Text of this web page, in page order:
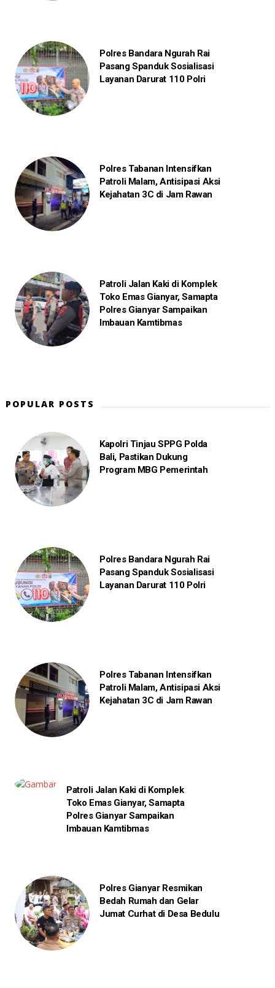
Polres Bandara Ngurah Rai
Pasang Spanduk Sosialisasi
Layanan Darurat 110 Polri
Polres Tabanan Intensifkan
Patroli Malam, Antisipasi Aksi
Kejahatan 3C di Jam Rawan
Patroli Jalan Kaki di Komplek
Toko Emas Gianyar, Samapta
Polres Gianyar Sampaikan
Imbauan Kamtibmas
POPULAR POSTS
Kapolri Tinjau SPPG Polda
Bali, Pastikan Dukung
Program MBG Pemerintah
Polres Bandara Ngurah Rai
Pasang Spanduk Sosialisasi
Layanan Darurat 110 Polri
Polres Tabanan Intensifkan
Patroli Malam, Antisipasi Aksi
Kejahatan 3C di Jam Rawan
Patroli Jalan Kaki di Komplek
Toko Emas Gianyar, Samapta
Polres Gianyar Sampaikan
Imbauan Kamtibmas
Polres Gianyar Resmikan
Bedah Rumah dan Gelar
Jumat Curhat di Desa Bedulu